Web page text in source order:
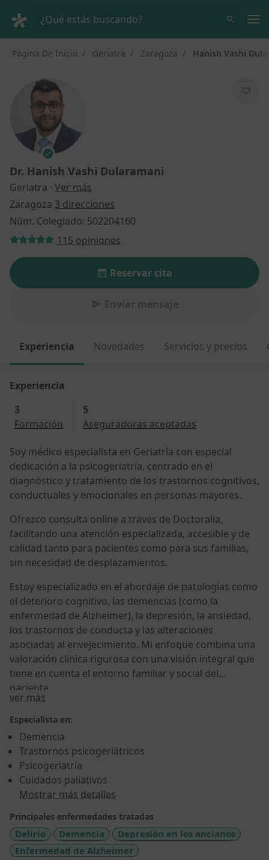
¿Qué estás buscando?
Página De Inicio Geriatra Zaragoza Hanish Vashi
Dr. Hanish Vashi Dularamani
Geriatra · Ver más
Zaragoza 3 direcciones
Núm. Colegiado: 502204160
115 opiniones
Reservar cita
Experiencia Novedades Servicios y precios
Experiencia
3
Formación
5
Aseguradoras aceptadas
Soy médico especialista en Geriatría con especial
dedicación a la psicogeriatría, centrado en el
diagnóstico y tratamiento de los trastornos cognitivos,
conductuales y emocionales en personas mayores.
Ofrezco consulta online a través de Doctoralia,
facilitando una atención especializada, accesible y de
calidad tanto para pacientes como para sus familias,
sin necesidad de desplazamientos.
Estoy especializado en el abordaje de patologías como
el deterioro cognitivo, las demencias (como la
enfermedad de Alzheimer), la depresión, la ansiedad,
los trastornos de conducta y las alteraciones
asociadas al envejecimiento. Mi enfoque combina una
valoración clínica rigurosa con una visión integral que
tiene en cuenta el entorno familiar y social del
paciente.
ver más
Especialista en:
Demencia
Trastornos psicogeriátricos
Psicogeriatría
Cuidados paliativos
Mostrar más detalles
Principales enfermedades tratadas
Delirio Demencia
Depresión en los ancianos
Enfermedad de Alzheimer